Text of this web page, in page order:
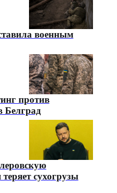
военным
против
Белград
сухогрузы